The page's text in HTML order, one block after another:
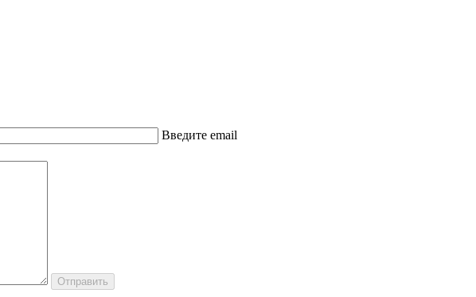
Введите email